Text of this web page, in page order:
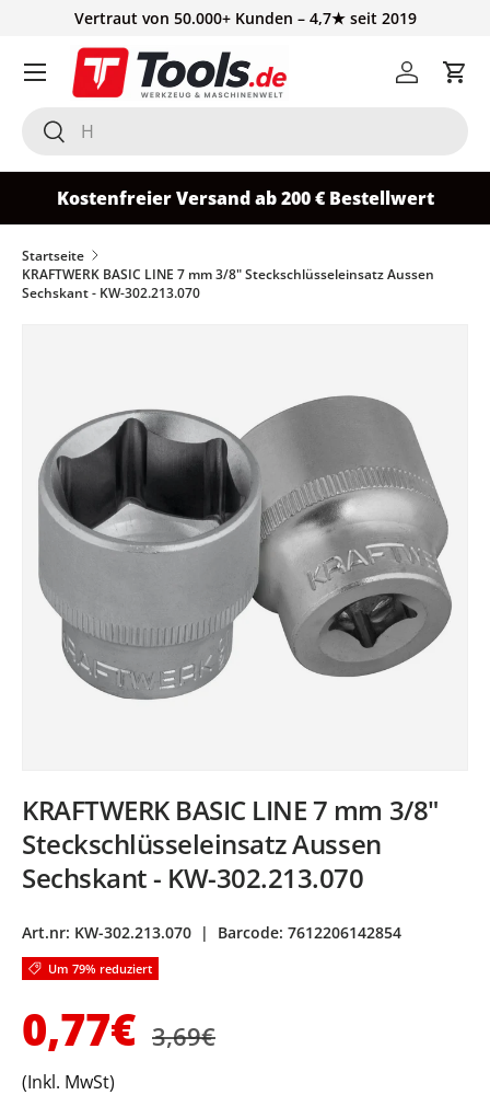
Vertraut von 50.000+ Kunden – 4,7★ seit 2019
Suchen
Suchen
Einloggen
Kostenfreier Versand ab 200 € Bestellwert
Startseite
KRAFTWERK BASIC LINE 7 mm 3/8" Steckschlüsseleinsatz Aussen
Sechskant - KW-302.213.070
KRAFTWERK BASIC LINE 7 mm 3/8"
Steckschlüsseleinsatz Aussen
Sechskant - KW-302.213.070
Art.nr: KW-302.213.070 | Barcode: 7612206142854
Um 79% reduziert
Verkaufspreis
0,77€ 3,69€
(Inkl. MwSt)